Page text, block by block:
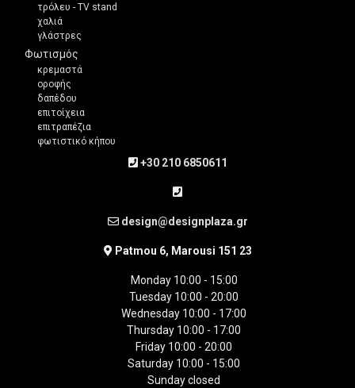
τρόλευ - TV stand
χαλιά
γλάστρες
Φωτισμός
κρεμαστά
οροφής
δαπέδου
επιτοίχεια
επιτραπέζια
φωτιστικό κήπου
+30 210 6850611
design@designplaza.gr
Patmou 6, Marousi 151 23
Monday 10:00 - 15:00
Tuesday 10:00 - 20:00
Wednesday 10:00 - 17:00
Thursday 10:00 - 17:00
Friday 10:00 - 20:00
Saturday 10:00 - 15:00
Sunday closed